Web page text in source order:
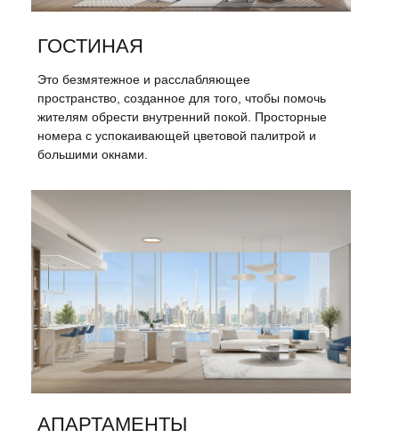
ГОСТИНАЯ
Это безмятежное и расслабляющее
пространство, созданное для того, чтобы помочь
жителям обрести внутренний покой. Просторные
номера с успокаивающей цветовой палитрой и
большими окнами.
АПАРТАМЕНТЫ